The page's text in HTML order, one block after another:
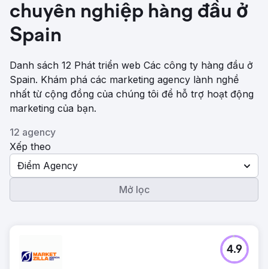
chuyên nghiệp hàng đầu ở
Spain
Danh sách 12 Phát triển web Các công ty hàng đầu ở
Spain. Khám phá các marketing agency lành nghề
nhất từ ​​cộng đồng của chúng tôi để hỗ trợ hoạt động
marketing của bạn.
12 agency
Xếp theo
Điểm Agency
Mở lọc
4.9